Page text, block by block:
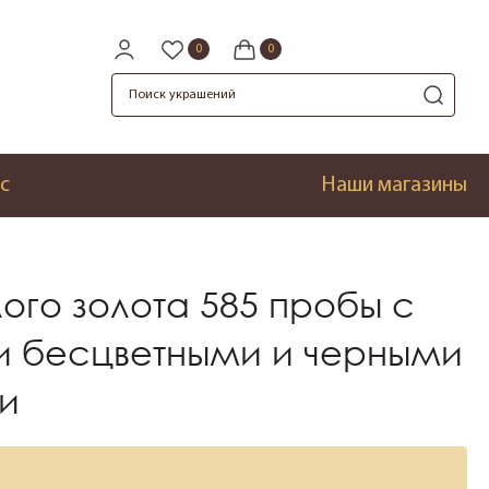
Наши магазины
золота 585 пробы с
бесцветными и черными